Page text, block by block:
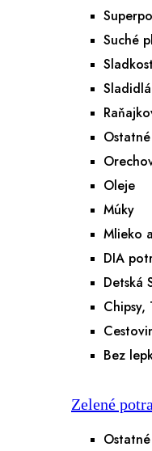
Suché
Oleje
Múky
Mlieko
DIA
Detská
Chipsy,
Bez
Zelené